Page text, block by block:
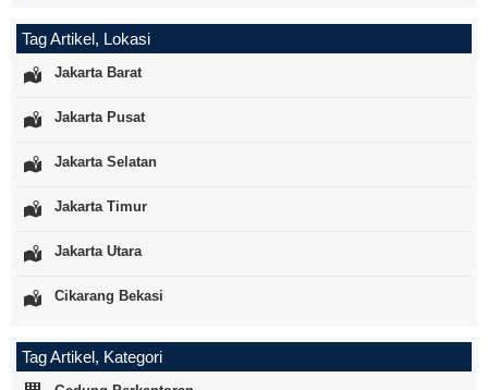
Tag Artikel, Lokasi
Jakarta Barat
Jakarta Pusat
Jakarta Selatan
Jakarta Timur
Jakarta Utara
Cikarang Bekasi
Tag Artikel, Kategori